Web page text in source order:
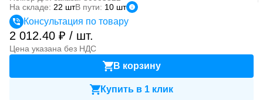
На складе: 22 штВ пути: 10 шт
Консультация по товару
2 012.40 ₽ / шт.
Цена указана без НДС
В корзину
Купить в 1 клик